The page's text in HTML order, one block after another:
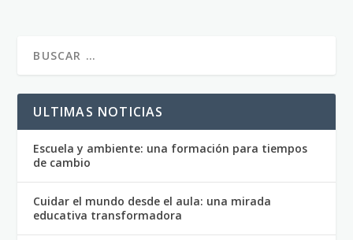
ULTIMAS NOTICIAS
Escuela y ambiente: una formación para tiempos
de cambio
Cuidar el mundo desde el aula: una mirada
educativa transformadora